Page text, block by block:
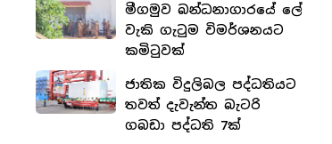
මීගමුව බන්ධනාගාරයේ ලේ
වැකි ගැටුම විමර්ශනයට
කමිටුවක්
ජාතික විදුලිබල පද්ධතියට
තවත් දැවැන්ත බැටරි
ගබඩා පද්ධති 7ක්